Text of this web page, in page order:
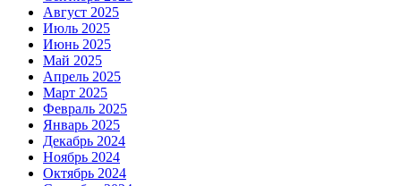
Август 2025
Июль 2025
Июнь 2025
Май 2025
Апрель 2025
Март 2025
Февраль 2025
Январь 2025
Декабрь 2024
Ноябрь 2024
Октябрь 2024